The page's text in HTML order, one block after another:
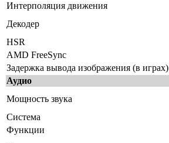
Интерполяция движения
Декодер
HSR
AMD FreeSync
Задержка вывода изображения (в играх)
Аудио
Мощность звука
Система
Функции